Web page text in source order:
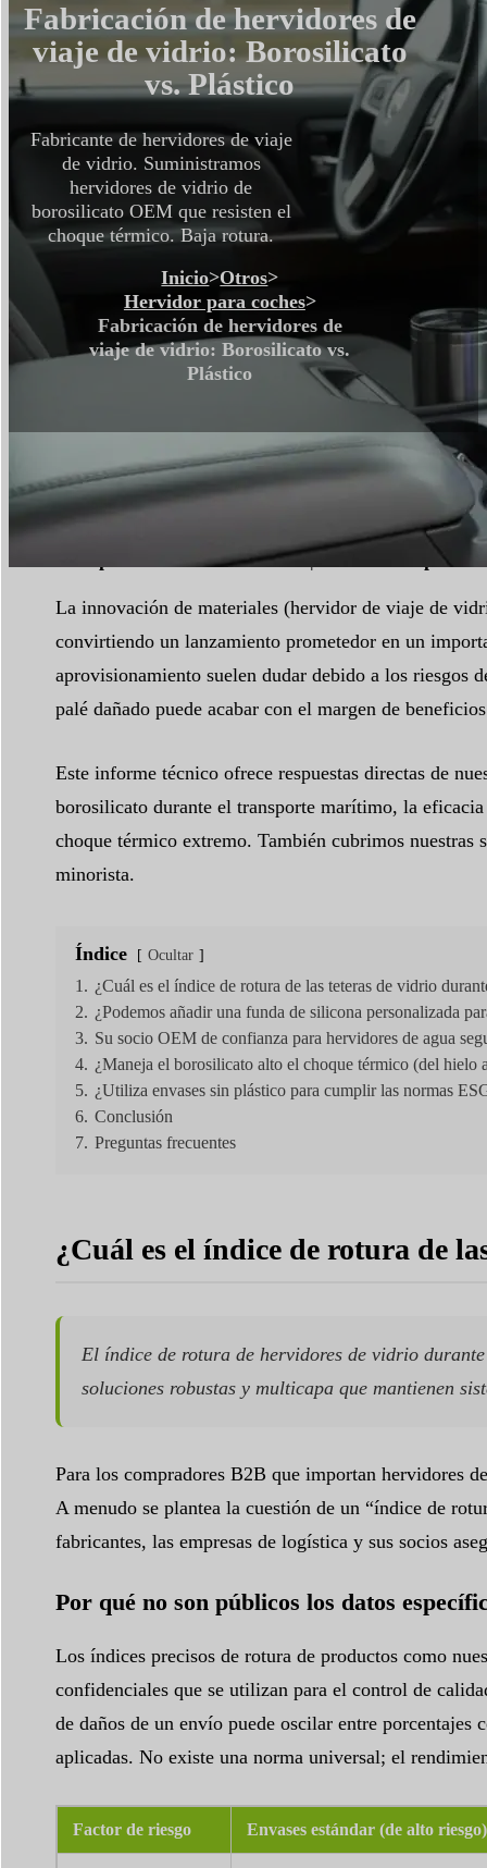
Fabricación de hervidores de
viaje de vidrio: Borosilicato
vs. Plástico
Fabricante de hervidores de viaje
de vidrio. Suministramos
hervidores de vidrio de
borosilicato OEM que resisten el
choque térmico. Baja rotura.
Inicio>Otros>
Hervidor para coches>
Fabricación de hervidores de
viaje de vidrio: Borosilicato vs.
Plástico
Tiempo de lectura: 9 minutos| Número de
La innovación de materiales (hervidor de viaje de
convirtiendo un lanzamiento prometedor en un
aprovisionamiento suelen dudar debido a los riesgos
palé dañado puede acabar con el margen de
Este informe técnico ofrece respuestas directas de
borosilicato durante el transporte marítimo, la
choque térmico extremo. También cubrimos nuestras
minorista.
Índice Ocultar
1. ¿Cuál es el índice de rotura de las teteras de vidrio
2. ¿Podemos añadir una funda de silicona personalizada
3. Su socio OEM de confianza para hervidores de agua
4. ¿Maneja el borosilicato alto el choque térmico (del hielo
5. ¿Utiliza envases sin plástico para cumplir las normas
6. Conclusión
7. Preguntas frecuentes
¿Cuál es el índice de rotura de
El índice de rotura de hervidores de vidrio
soluciones robustas y multicapa que mantienen
Para los compradores B2B que importan hervidores
A menudo se plantea la cuestión de un “índice de
fabricantes, las empresas de logística y sus socios
Por qué no son públicos los datos
Los índices precisos de rotura de productos como
confidenciales que se utilizan para el control de
de daños de un envío puede oscilar entre
aplicadas. No existe una norma universal; el
Factor de riesgo Envases estándar (de alto riesgo)